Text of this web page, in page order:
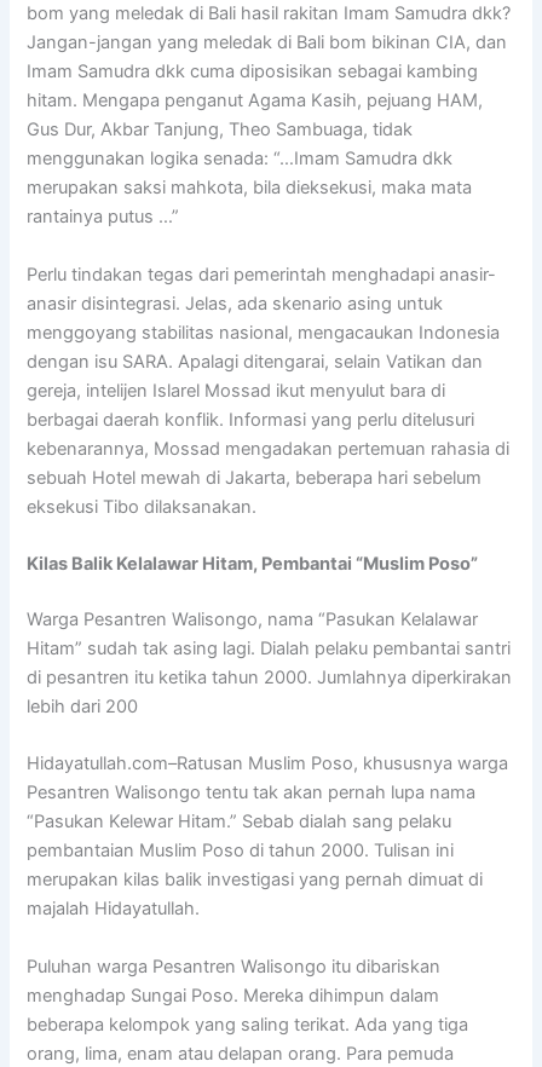
bom yang meledak di Bali hasil rakitan Imam Samudra dkk?
Jangan-jangan yang meledak di Bali bom bikinan CIA, dan
Imam Samudra dkk cuma diposisikan sebagai kambing
hitam. Mengapa penganut Agama Kasih, pejuang HAM,
Gus Dur, Akbar Tanjung, Theo Sambuaga, tidak
menggunakan logika senada: “…Imam Samudra dkk
merupakan saksi mahkota, bila dieksekusi, maka mata
rantainya putus …”
Perlu tindakan tegas dari pemerintah menghadapi anasir-
anasir disintegrasi. Jelas, ada skenario asing untuk
menggoyang stabilitas nasional, mengacaukan Indonesia
dengan isu SARA. Apalagi ditengarai, selain Vatikan dan
gereja, intelijen Islarel Mossad ikut menyulut bara di
berbagai daerah konflik. Informasi yang perlu ditelusuri
kebenarannya, Mossad mengadakan pertemuan rahasia di
sebuah Hotel mewah di Jakarta, beberapa hari sebelum
eksekusi Tibo dilaksanakan.
Kilas Balik Kelalawar Hitam, Pembantai “Muslim Poso”
Warga Pesantren Walisongo, nama “Pasukan Kelalawar
Hitam” sudah tak asing lagi. Dialah pelaku pembantai santri
di pesantren itu ketika tahun 2000. Jumlahnya diperkirakan
lebih dari 200
Hidayatullah.com–Ratusan Muslim Poso, khususnya warga
Pesantren Walisongo tentu tak akan pernah lupa nama
“Pasukan Kelewar Hitam.” Sebab dialah sang pelaku
pembantaian Muslim Poso di tahun 2000. Tulisan ini
merupakan kilas balik investigasi yang pernah dimuat di
majalah Hidayatullah.
Puluhan warga Pesantren Walisongo itu dibariskan
menghadap Sungai Poso. Mereka dihimpun dalam
beberapa kelompok yang saling terikat. Ada yang tiga
orang, lima, enam atau delapan orang. Para pemuda